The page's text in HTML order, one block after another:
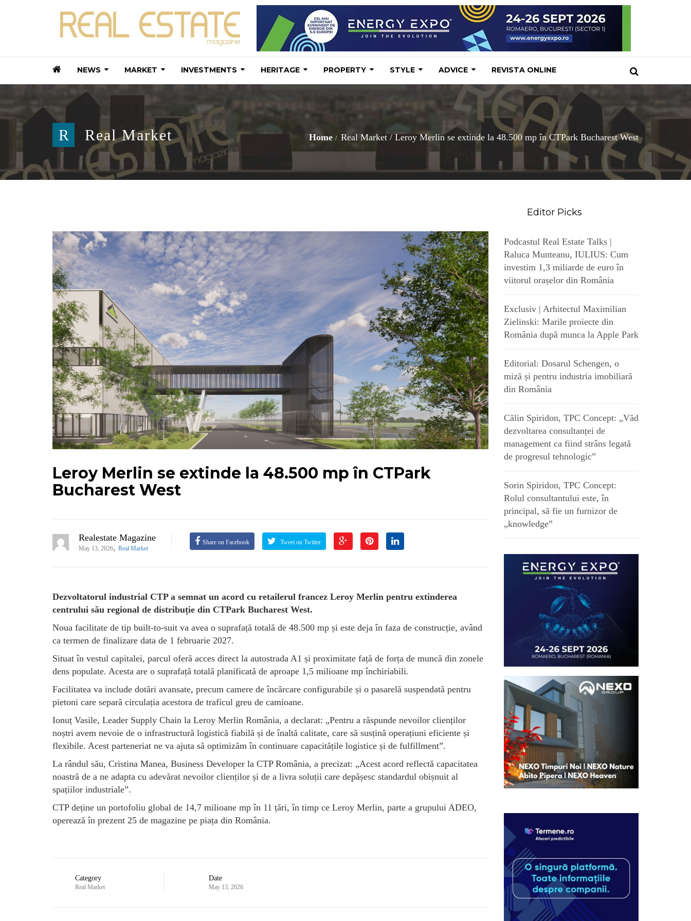
NEWS MARKET INVESTMENTS HERITAGE PROPERTY STYLE ADVICE REVISTA ONLINE
R Real Market Home Real Market / Leroy Merlin se extinde la 48.500 mp în CTPark Bucharest West
Leroy Merlin se extinde la 48.500 mp în CTPark
Bucharest West
Realestate Magazine
May 13, 2026, Real Market
Share on Facebook Tweet on Twitter
Dezvoltatorul industrial CTP a semnat un acord cu retailerul francez Leroy Merlin pentru extinderea
centrului său regional de distribuție din CTPark Bucharest West.
Noua facilitate de tip built-to-suit va avea o suprafață totală de 48.500 mp și este deja în faza de construcție, având
ca termen de finalizare data de 1 februarie 2027.
Situat în vestul capitalei, parcul oferă acces direct la autostrada A1 și proximitate față de forța de muncă din zonele
dens populate. Acesta are o suprafață totală planificată de aproape 1,5 milioane mp închiriabili.
Facilitatea va include dotări avansate, precum camere de încărcare configurabile și o pasarelă suspendată pentru
pietoni care separă circulația acestora de traficul greu de camioane.
Ionuț Vasile, Leader Supply Chain la Leroy Merlin România, a declarat: „Pentru a răspunde nevoilor clienților
noștri avem nevoie de o infrastructură logistică fiabilă și de înaltă calitate, care să susțină operațiuni eficiente și
flexibile. Acest parteneriat ne va ajuta să optimizăm în continuare capacitățile logistice și de fulfillment”.
La rândul său, Cristina Manea, Business Developer la CTP România, a precizat: „Acest acord reflectă capacitatea
noastră de a ne adapta cu adevărat nevoilor clienților și de a livra soluții care depășesc standardul obișnuit al
spațiilor industriale”.
CTP deține un portofoliu global de 14,7 milioane mp în 11 țări, în timp ce Leroy Merlin, parte a grupului ADEO,
operează în prezent 25 de magazine pe piața din România.
Category
Real Market
Date
May 13, 2026
Editor Picks
Podcastul Real Estate Talks |
Raluca Munteanu, IULIUS: Cum
investim 1,3 miliarde de euro în
viitorul orașelor din România
Exclusiv | Arhitectul Maximilian
Zielinski: Marile proiecte din
România după munca la Apple Park
Editorial: Dosarul Schengen, o
miză și pentru industria imobiliară
din România
Călin Spiridon, TPC Concept: „Văd
dezvoltarea consultanței de
management ca fiind strâns legată
de progresul tehnologic”
Sorin Spiridon, TPC Concept:
Rolul consultantului este, în
principal, să fie un furnizor de
„knowledge”